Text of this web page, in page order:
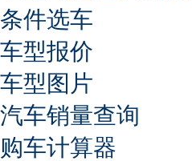
条件选车
车型报价
车型图片
汽车销量查询
购车计算器